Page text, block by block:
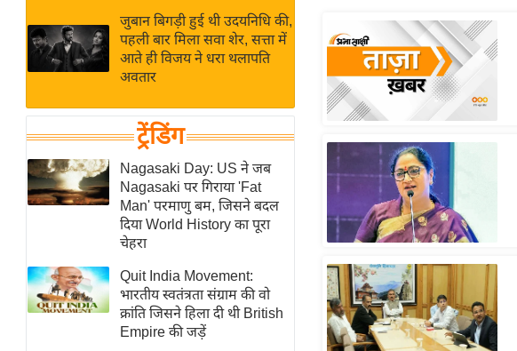
News in
Hindi
News
Hindi
Videos
विशेषज्ञ
राय
खेल
क्रिकेट
IPL
2026
मिसाल बेमिसाल
शख्सियत
यंग इंडिया
जुबान बिगड़ी हुई थी उदयनिधि की,
पहली बार मिला सवा शेर, सत्ता में
आते ही विजय ने धरा थलापति
अवतार
ट्रेंडिंग
Nagasaki Day: US ने जब
Nagasaki पर गिराया 'Fat
Man' परमाणु बम, जिसने बदल
दिया World History का पूरा
चेहरा
Quit India Movement:
भारतीय स्वतंत्रता संग्राम की वो
क्रांति जिसने हिला दी थी British
Empire की जड़ें